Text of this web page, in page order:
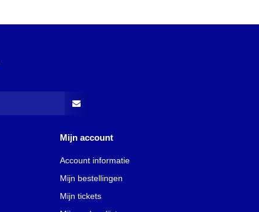
Mijn account
Account informatie
Mijn bestellingen
Mijn tickets